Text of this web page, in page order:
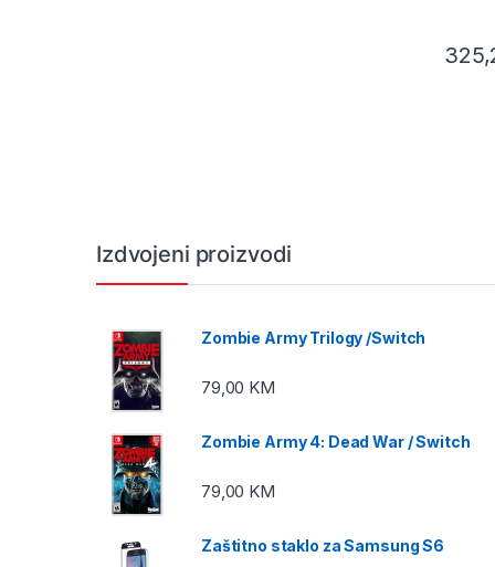
Izdvojeni proizvodi
Zombie Army Trilogy /Switch
79,00 KM
Zombie Army 4: Dead War / Switch
79,00 KM
Zaštitno staklo za Samsung S6